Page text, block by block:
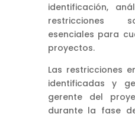
identificación,
restricciones
esenciales para
proyectos.
Las restricciones
identificadas y
gerente del
durante la fase